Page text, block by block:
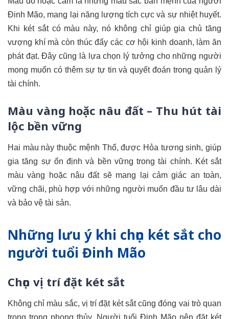
Đinh Mão, mang lại năng lượng tích cực và sự nhiệt huyết.
Khi két sắt có màu này, nó không chỉ giúp gia chủ tăng
vượng khí mà còn thúc đẩy các cơ hội kinh doanh, làm ăn
phát đạt. Đây cũng là lựa chọn lý tưởng cho những người
mong muốn có thêm sự tự tin và quyết đoán trong quản lý
tài chính.
Màu vàng hoặc nâu đất – Thu hút tài
lộc bền vững
Hai màu này thuộc mệnh Thổ, được Hỏa tương sinh, giúp
gia tăng sự ổn định và bền vững trong tài chính. Két sắt
màu vàng hoặc nâu đất sẽ mang lại cảm giác an toàn,
vững chãi, phù hợp với những người muốn đầu tư lâu dài
và bảo vệ tài sản.
Những lưu ý khi chọn két sắt cho
người tuổi Đinh Mão
Chọn vị trí đặt két sắt
Không chỉ màu sắc, vị trí đặt két sắt cũng đóng vai trò quan
trọng trong phong thủy. Người tuổi Đinh Mão nên đặt két